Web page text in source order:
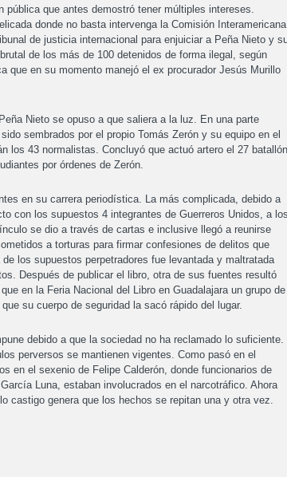
pública que antes demostró tener múltiples intereses.
donde no basta intervenga la Comisión Interamericana
de justicia internacional para enjuiciar a Peña Nieto y
de los más de 100 detenidos de forma ilegal, según
que en su momento manejó el ex procurador Jesús Murillo
Nieto se opuso a que saliera a la luz. En una parte
sembrados por el propio Tomás Zerón y su equipo en el
los 43 normalistas. Concluyó que actuó artero el 27 batallón
por órdenes de Zerón.
en su carrera periodística. La más complicada, debido a
con los supuestos 4 integrantes de Guerreros Unidos, a
se dio a través de cartas e inclusive llegó a reunirse
a torturas para firmar confesiones de delitos que
los supuestos perpetradores fue levantada y maltratada
Después de publicar el libro, otra de sus fuentes resultó
en la Feria Nacional del Libro en Guadalajara un grupo de
su cuerpo de seguridad la sacó rápido del lugar.
debido a que la sociedad no ha reclamado lo suficiente.
perversos se mantienen vigentes. Como pasó en el
en el sexenio de Felipe Calderón, donde funcionarios de
Luna, estaban involucrados en el narcotráfico. Ahora
castigo genera que los hechos se repitan una y otra vez.